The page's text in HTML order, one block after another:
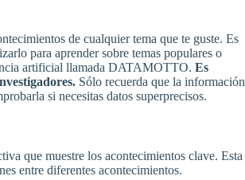
de cualquier tema que te guste. Es
para aprender sobre temas populares o
artificial llamada DATAMOTTO. Es
Sólo recuerda que la información
si necesitas datos superprecisos.
que muestre los acontecimientos clave. Esta
entre diferentes acontecimientos.